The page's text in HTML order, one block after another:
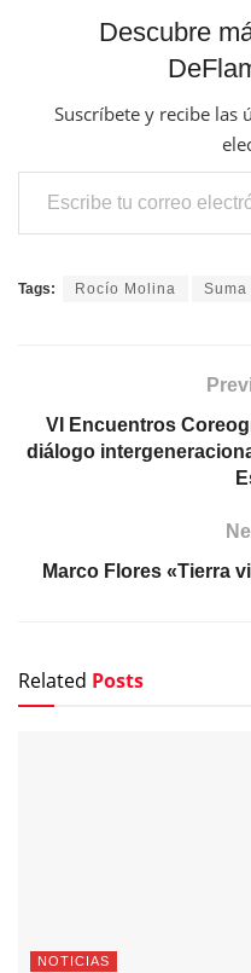
Descubre
Suscríbete y recibe las
Escribe tu correo electrónico…
Tags: Rocío Molina Suma
VI Encuentros
diálogo
Marco Flores «Tierra
Related Posts
NOTICIAS